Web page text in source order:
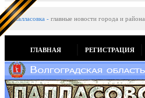
Палласовка - главные новости города и района
ГЛАВНАЯ РЕГИСТРАЦИЯ